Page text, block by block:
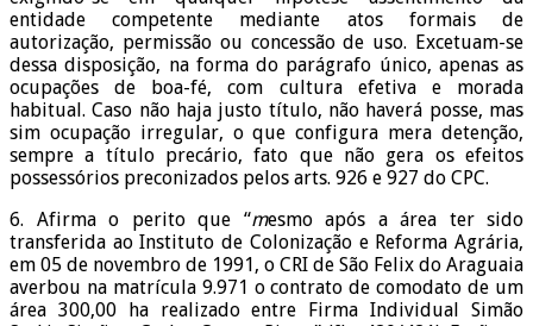
entidade competente mediante atos formais de
autorização, permissão ou concessão de uso. Excetuam-se
dessa disposição, na forma do parágrafo único, apenas as
ocupações de boa-fé, com cultura efetiva e morada
habitual. Caso não haja justo título, não haverá posse, mas
sim ocupação irregular, o que configura mera detenção,
sempre a título precário, fato que não gera os efeitos
possessórios preconizados pelos arts. 926 e 927 do CPC.
6. Afirma o perito que “mesmo após a área ter sido
transferida ao Instituto de Colonização e Reforma Agrária,
em 05 de novembro de 1991, o CRI de São Felix do Araguaia
averbou na matrícula 9.971 o contrato de comodato de um
área 300,00 ha realizado entre Firma Individual Simão